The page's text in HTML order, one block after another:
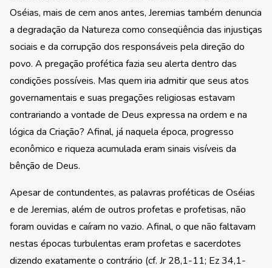
Oséias, mais de cem anos antes, Jeremias também denuncia
a degradação da Natureza como conseqüência das injustiças
sociais e da corrupção dos responsáveis pela direção do
povo. A pregação profética fazia seu alerta dentro das
condições possíveis. Mas quem iria admitir que seus atos
governamentais e suas pregações religiosas estavam
contrariando a vontade de Deus expressa na ordem e na
lógica da Criação? Afinal, já naquela época, progresso
econômico e riqueza acumulada eram sinais visíveis da
bênção de Deus.
Apesar de contundentes, as palavras proféticas de Oséias
e de Jeremias, além de outros profetas e profetisas, não
foram ouvidas e caíram no vazio. Afinal, o que não faltavam
nestas épocas turbulentas eram profetas e sacerdotes
dizendo exatamente o contrário (cf. Jr 28,1-11; Ez 34,1-